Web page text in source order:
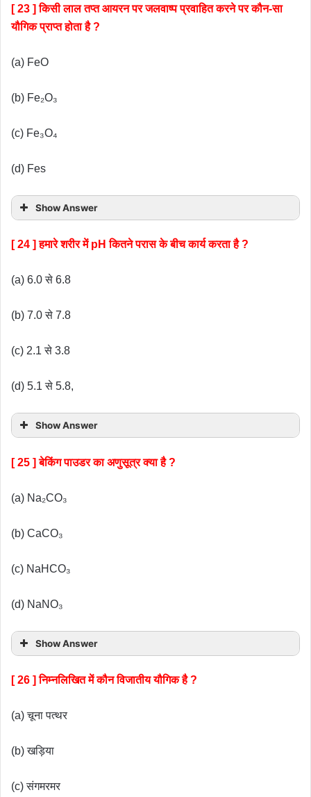
[ 23 ] किसी लाल तप्त आयरन पर जलवाष्प प्रवाहित करने पर कौन-सा
यौगिक प्राप्त होता है ?
(a) FeO
(b) Fe₂O₃
(c) Fe₃O₄
(d) Fes
Show Answer
[ 24 ] हमारे शरीर में pH कितने परास के बीच कार्य करता है ?
(a) 6.0 से 6.8
(b) 7.0 से 7.8
(c) 2.1 से 3.8
(d) 5.1 से 5.8,
Show Answer
[ 25 ] बेकिंग पाउडर का अणुसूत्र क्या है ?
(a) Na₂CO₃
(b) CaCO₃
(c) NaHCO₃
(d) NaNO₃
Show Answer
[ 26 ] निम्नलिखित में कौन विजातीय यौगिक है ?
(a) चूना पत्थर
(b) खड़िया
(c) संगमरमर